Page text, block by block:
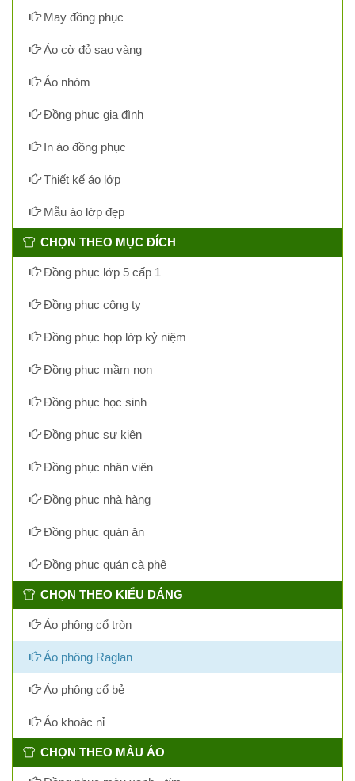
May đồng phục
Áo cờ đỏ sao vàng
Áo nhóm
Đồng phục gia đình
In áo đồng phục
Thiết kế áo lớp
Mẫu áo lớp đẹp
CHỌN THEO MỤC ĐÍCH
Đồng phục lớp 5 cấp 1
Đồng phục công ty
Đồng phục họp lớp kỷ niệm
Đồng phục mầm non
Đồng phục học sinh
Đồng phục sự kiện
Đồng phục nhân viên
Đồng phục nhà hàng
Đồng phục quán ăn
Đồng phục quán cà phê
CHỌN THEO KIỂU DÁNG
Áo phông cổ tròn
Áo phông Raglan
Áo phông cổ bẻ
Áo khoác nỉ
CHỌN THEO MÀU ÁO